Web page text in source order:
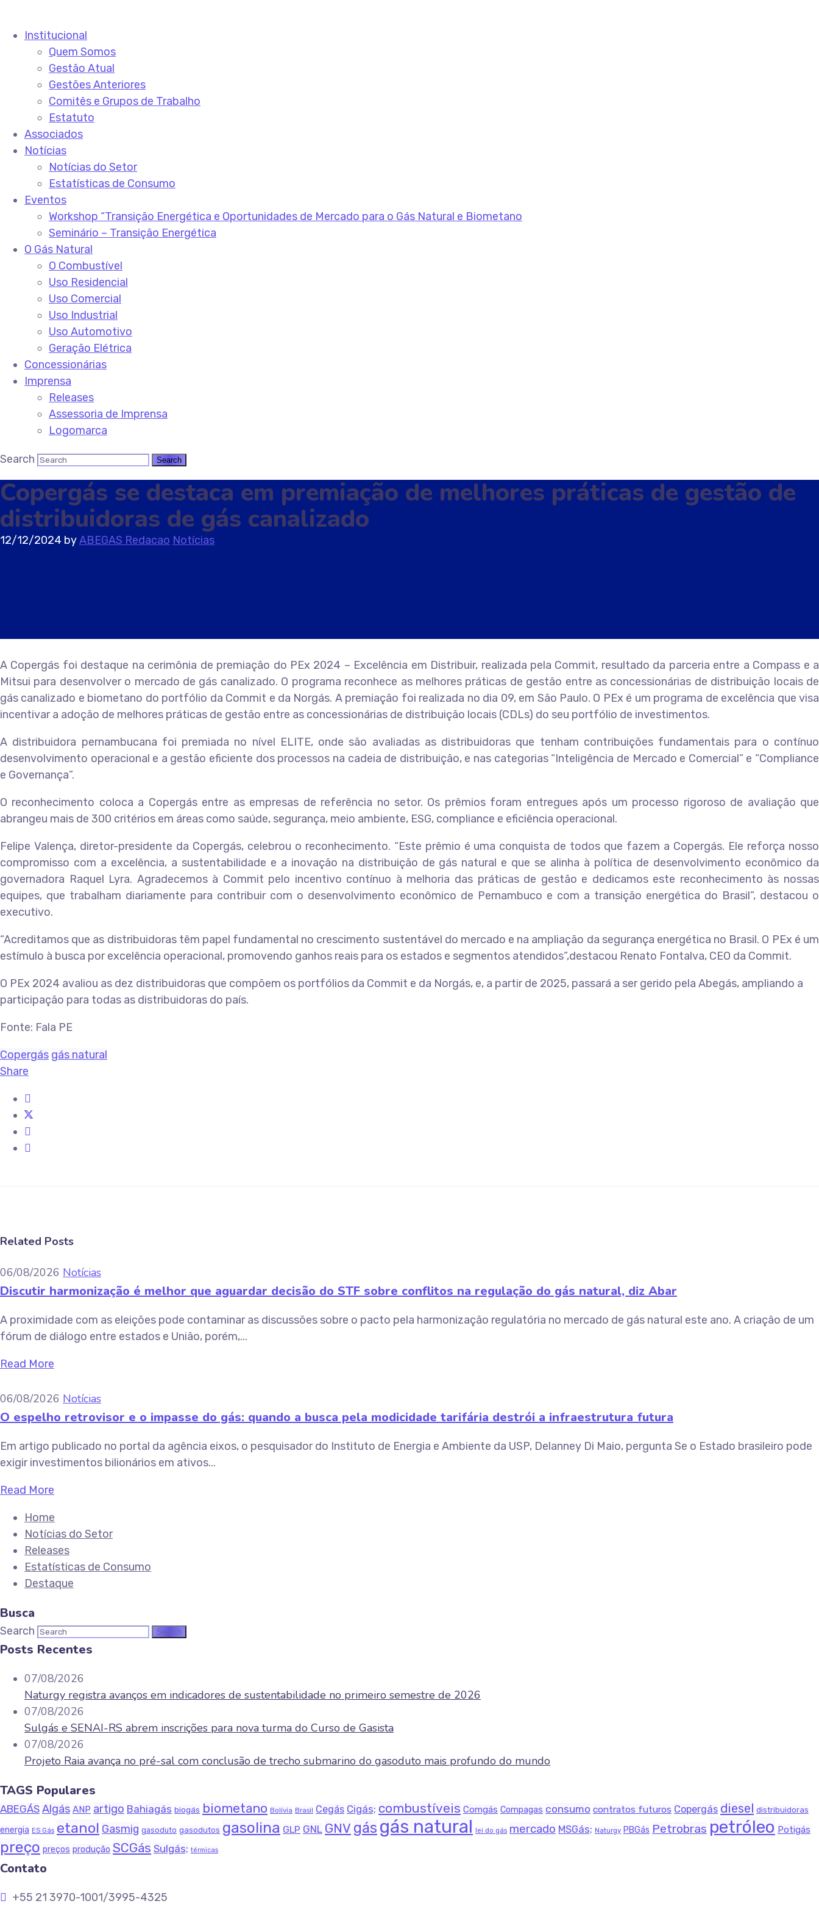
Institucional
Quem Somos
Gestão Atual
Gestões Anteriores
Comitês e Grupos de Trabalho
Estatuto
Associados
Notícias
Notícias do Setor
Estatísticas de Consumo
Eventos
Workshop “Transição Energética e Oportunidades de Mercado para o Gás Natural e Biometano
Seminário – Transição Energética
O Gás Natural
O Combustível
Uso Residencial
Uso Comercial
Uso Industrial
Uso Automotivo
Geração Elétrica
Concessionárias
Imprensa
Releases
Assessoria de Imprensa
Logomarca
Search
Copergás se destaca em premiação de melhores práticas de gestão de
distribuidoras de gás canalizado
12/12/2024 byABEGAS Redacao Notícias
A Copergás foi destaque na cerimônia de premiação do PEx 2024 – Excelência em Distribuir, realizada pela Commit, resultado da parceria entre a Compass e a
Mitsui para desenvolver o mercado de gás canalizado. O programa reconhece as melhores práticas de gestão entre as concessionárias de distribuição locais de
gás canalizado e biometano do portfólio da Commit e da Norgás. A premiação foi realizada no dia 09, em São Paulo. O PEx é um programa de excelência que visa
incentivar a adoção de melhores práticas de gestão entre as concessionárias de distribuição locais (CDLs) do seu portfólio de investimentos.
A distribuidora pernambucana foi premiada no nível ELITE, onde são avaliadas as distribuidoras que tenham contribuições fundamentais para o contínuo
desenvolvimento operacional e a gestão eficiente dos processos na cadeia de distribuição, e nas categorias “Inteligência de Mercado e Comercial” e “Compliance
e Governança”.
O reconhecimento coloca a Copergás entre as empresas de referência no setor. Os prêmios foram entregues após um processo rigoroso de avaliação que
abrangeu mais de 300 critérios em áreas como saúde, segurança, meio ambiente, ESG, compliance e eficiência operacional.
Felipe Valença, diretor-presidente da Copergás, celebrou o reconhecimento. “Este prêmio é uma conquista de todos que fazem a Copergás. Ele reforça nosso
compromisso com a excelência, a sustentabilidade e a inovação na distribuição de gás natural e que se alinha à política de desenvolvimento econômico da
governadora Raquel Lyra. Agradecemos à Commit pelo incentivo contínuo à melhoria das práticas de gestão e dedicamos este reconhecimento às nossas
equipes, que trabalham diariamente para contribuir com o desenvolvimento econômico de Pernambuco e com a transição energética do Brasil”, destacou o
executivo.
“Acreditamos que as distribuidoras têm papel fundamental no crescimento sustentável do mercado e na ampliação da segurança energética no Brasil. O PEx é um
estímulo à busca por excelência operacional, promovendo ganhos reais para os estados e segmentos atendidos”,destacou Renato Fontalva, CEO da Commit.
O PEx 2024 avaliou as dez distribuidoras que compõem os portfólios da Commit e da Norgás, e, a partir de 2025, passará a ser gerido pela Abegás, ampliando a
participação para todas as distribuidoras do país.
Fonte: Fala PE
Copergás gás natural
Share
Related Posts
06/08/2026 Notícias
Discutir harmonização é melhor que aguardar decisão do STF sobre conflitos na regulação do gás natural, diz Abar
A proximidade com as eleições pode contaminar as discussões sobre o pacto pela harmonização regulatória no mercado de gás natural este ano. A criação de um
fórum de diálogo entre estados e União, porém,...
Read More
06/08/2026 Notícias
O espelho retrovisor e o impasse do gás: quando a busca pela modicidade tarifária destrói a infraestrutura futura
Em artigo publicado no portal da agência eixos, o pesquisador do Instituto de Energia e Ambiente da USP, Delanney Di Maio, pergunta Se o Estado brasileiro pode
exigir investimentos bilionários em ativos...
Read More
Home
Notícias do Setor
Releases
Estatísticas de Consumo
Destaque
Busca
Search
Posts Recentes
07/08/2026
Naturgy registra avanços em indicadores de sustentabilidade no primeiro semestre de 2026
07/08/2026
Sulgás e SENAI-RS abrem inscrições para nova turma do Curso de Gasista
07/08/2026
Projeto Raia avança no pré-sal com conclusão de trecho submarino do gasoduto mais profundo do mundo
TAGS Populares
ABEGÁS Algás ANP artigo Bahiagás biogás biometano Bolívia Brasil Cegás Cigás; combustíveis Comgás Compagas consumo contratos futuros Copergás diesel distribuidoras
energia ES Gás etanol Gasmig gasoduto gasodutos gasolina GLP GNL GNV gás gás natural lei do gás mercado MSGás; Naturgy PBGás Petrobras petróleo Potigás
preço preços produção SCGás Sulgás; térmicas
Contato
+55 21 3970-1001/3995-4325